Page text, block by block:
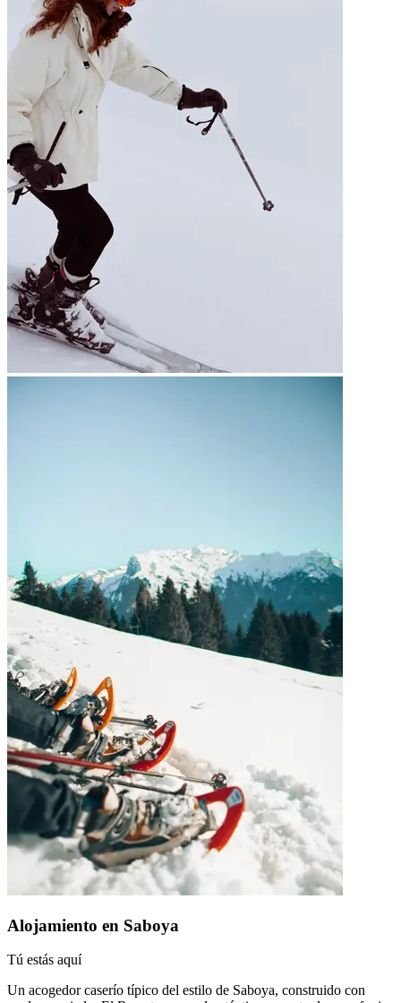
Alojamiento en Saboya
Tú estás aquí
Un acogedor caserío típico del estilo de Saboya, construido con